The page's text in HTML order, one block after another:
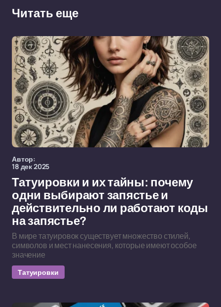
Читать еще
Автор:
18 дек 2025
Татуировки и их тайны: почему
одни выбирают запястье и
действительно ли работают коды
на запястье?
В мире татуировок существует множество стилей,
символов и мест нанесения, которые имеют особое
значение
Татуировки